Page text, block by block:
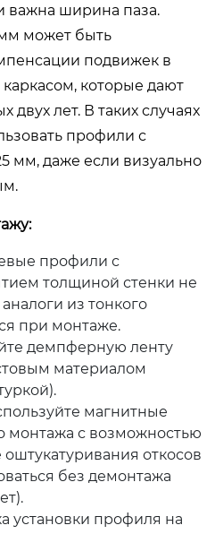
важна ширина паза.
может быть
подвижек в
которые дают
двух лет. В таких случаях
профили с
мм, даже если визуально
профили с
толщиной стенки не
из тонкого
при монтаже.
демпферную ленту
материалом
магнитные
монтажа с возможностью
откосов
без демонтажа
установки профиля на